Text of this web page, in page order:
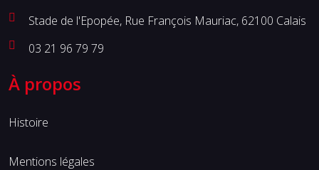
Stade de l'Epopée, Rue François Mauriac, 62100 Calais
03 21 96 79 79
À propos
Histoire
Mentions légales